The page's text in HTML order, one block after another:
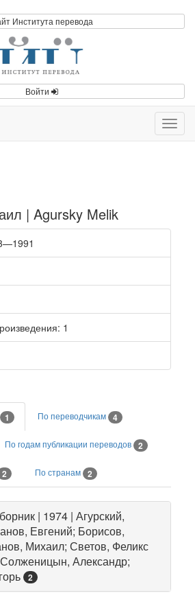
Института перевода
Войти
| Agursky Melik
: 1
1 По переводчикам 4
По годам публикации переводов 2
2 По странам 2
| 1974 | Агурский,
Евгений; Борисов,
Михаил; Светов, Феликс
Александр;
2